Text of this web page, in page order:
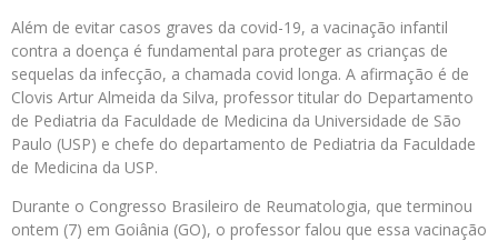
Além de evitar casos graves da covid-19, a vacinação infantil
contra a doença é fundamental para proteger as crianças de
sequelas da infecção, a chamada covid longa. A afirmação é de
Clovis Artur Almeida da Silva, professor titular do Departamento
de Pediatria da Faculdade de Medicina da Universidade de São
Paulo (USP) e chefe do departamento de Pediatria da Faculdade
de Medicina da USP.
Durante o Congresso Brasileiro de Reumatologia, que terminou
ontem (7) em Goiânia (GO), o professor falou que essa vacinação